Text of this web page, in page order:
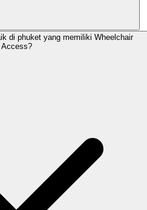
di phuket yang memiliki Wheelchair
Access?